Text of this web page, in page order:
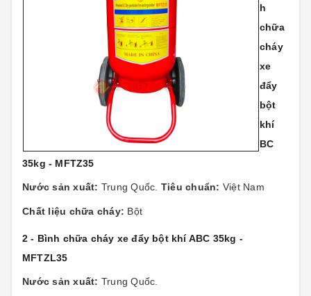
h
chữa
cháy
xe
đẩy
bột
khí
BC
35kg - MFTZ35
Nước sản xuất: Trung Quốc. Tiêu chuẩn: Việt Nam
Chất liệu chữa cháy: Bột
2 - Bình chữa cháy xe đẩy bột khí ABC 35kg -
MFTZL35
Nước sản xuất: Trung Quốc.